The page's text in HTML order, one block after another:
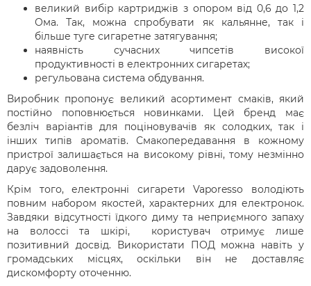
великий вибір картриджів з опором від 0,6 до 1,2
Ома. Так, можна спробувати як кальянне, так і
більше туге сигаретне затягування;
наявність сучасних чипсетів високої
продуктивності в електронних сигаретах;
регульована система обдування.
Виробник пропонує великий асортимент смаків, який
постійно поповнюється новинками. Цей бренд має
безліч варіантів для поціновувачів як солодких, так і
інших типів ароматів. Смакопередавання в кожному
пристрої залишається на високому рівні, тому незмінно
дарує задоволення.
Крім того, електронні сигарети Vaporesso володіють
повним набором якостей, характерних для електронок.
Завдяки відсутності їдкого диму та неприємного запаху
на волоссі та шкірі, користувач отримує лише
позитивний досвід. Використати ПОД можна навіть у
громадських місцях, оскільки він не доставляє
дискомфорту оточенню.